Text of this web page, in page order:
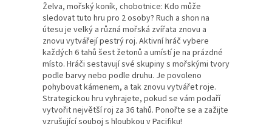
Želva, mořský koník, chobotnice: Kdo může
sledovat tuto hru pro 2 osoby? Ruch a shon na
útesu je velký a různá mořská zvířata znovu a
znovu vytvářejí pestrý roj. Aktivní hráč vybere
každých 6 tahů šest žetonů a umístí je na prázdné
místo. Hráči sestavují své skupiny s mořskými tvory
podle barvy nebo podle druhu. Je povoleno
pohybovat kámenem, a tak znovu vytvářet roje.
Strategickou hru vyhrajete, pokud se vám podaří
vytvořit největší roj za 36 tahů. Ponořte se a zažijte
vzrušující souboj s hloubkou v Pacifiku!